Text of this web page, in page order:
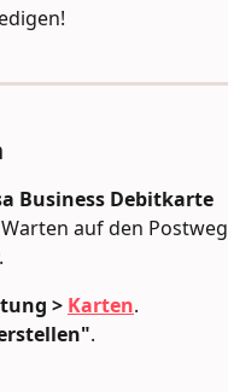
Business Debitkarte
auf den Postweg
> Karten.
.